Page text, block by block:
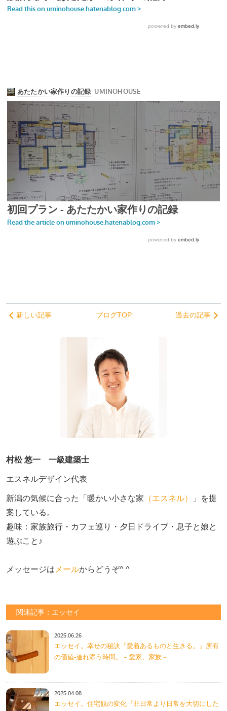
新しい記事 ブログTOP 過去の記事
村松 悠一 一級建築士
エスネルデザイン代表
新潟の気候に合った「暖かい小さな家 （エスネル）
」を提
案している。
趣味：家族旅行・カフェ巡り・夕日ドライブ・息子と娘と
遊ぶこと♪
メッセージは メールからどうぞ^ ^
関連記事：エッセイ
2025.06.26
エッセイ。幸せの秘訣『愛着あるものと生きる。』所有
の価値-連れ添う時間。－愛家、家族－
2025.04.08
エッセイ。住宅観の変化『非日常より日常を大切にした